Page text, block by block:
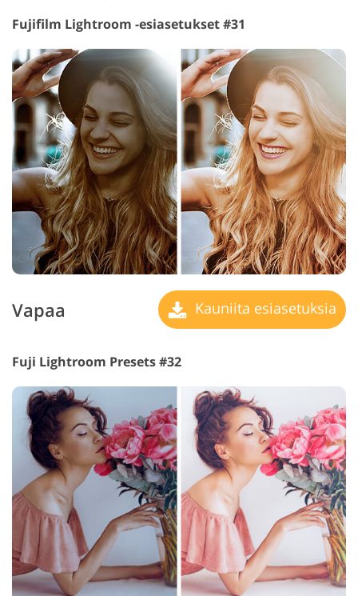
Fujifilm Lightroom -esiasetukset #31
Vapaa Kauniita esiasetuksia
Fuji Lightroom Presets #32